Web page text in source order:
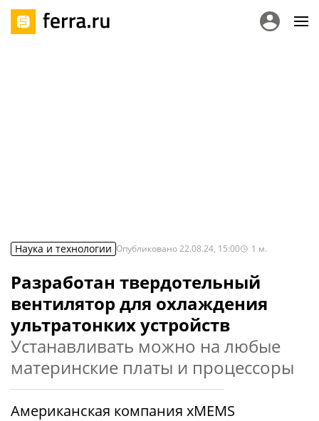
Наука и технологии Опубликовано22.08.24, 15:00 1 м.
Разработан твердотельный
вентилятор для охлаждения
ультратонких устройств
Устанавливать можно на любые
материнские платы и процессоры
Американская компания xMEMS